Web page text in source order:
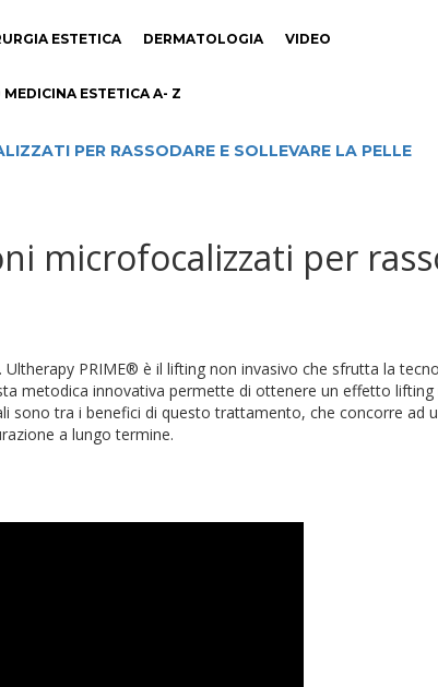
ESTETICA DERMATOLOGIA VIDEO
MEDICINA ESTETICA A- Z
PER RASSODARE E SOLLEVARE LA PELLE
microfocalizzati per
PRIME® è il lifting non invasivo che sfrutta la
metodica innovativa permette di ottenere un effetto lifting
sono tra i benefici di questo trattamento, che concorre ad
a lungo termine.